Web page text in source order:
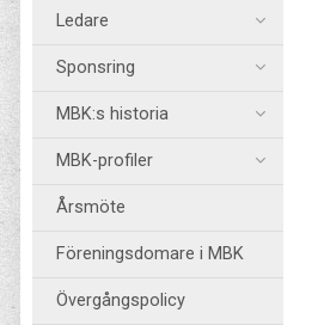
Ledare
Sponsring
MBK:s historia
MBK-profiler
Årsmöte
Föreningsdomare i MBK
Övergångspolicy